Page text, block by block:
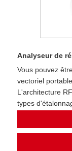
Analyseur de
Vous pouvez
vectoriel
L'architecture
types